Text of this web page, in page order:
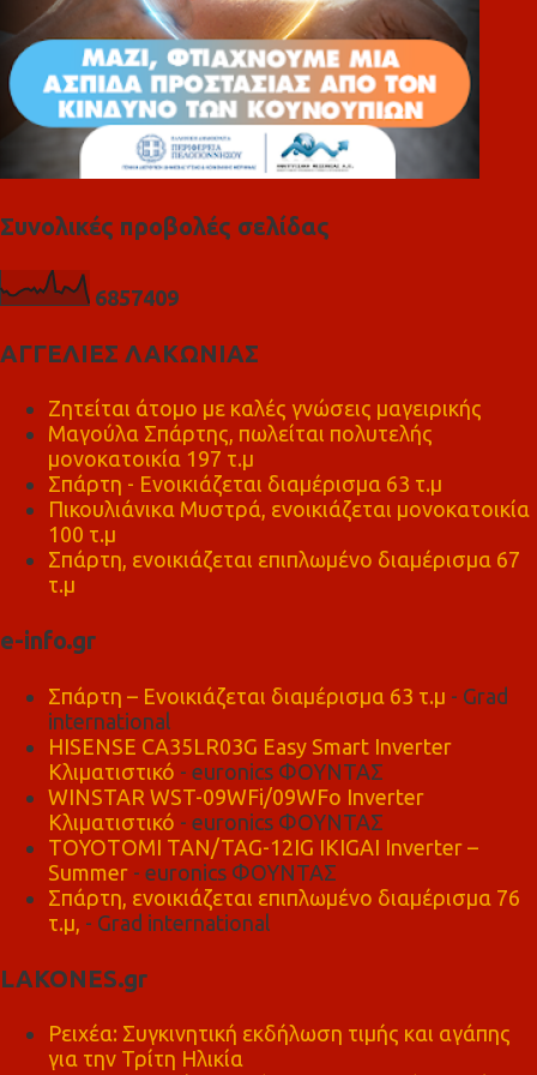
Συνολικές προβολές σελίδας
6857409
ΑΓΓΕΛΙΕΣ ΛΑΚΩΝΙΑΣ
Ζητείται άτομο με καλές γνώσεις μαγειρικής
Μαγούλα Σπάρτης, πωλείται πολυτελής
μονοκατοικία 197 τ.μ
Σπάρτη - Ενοικιάζεται διαμέρισμα 63 τ.μ
Πικουλιάνικα Μυστρά, ενοικιάζεται μονοκατοικία
100 τ.μ
Σπάρτη, ενοικιάζεται επιπλωμένο διαμέρισμα 67
τ.μ
e-info.gr
Σπάρτη – Ενοικιάζεται διαμέρισμα 63 τ.μ - Grad
international
HISENSE CA35LR03G Easy Smart Inverter
Κλιματιστικό - euronics ΦΟΥΝΤΑΣ
WINSTAR WST-09WFi/09WFo Inverter
Κλιματιστικό - euronics ΦΟΥΝΤΑΣ
TOYOTOMI TAN/TAG-12IG IKIGAI Inverter –
Summer - euronics ΦΟΥΝΤΑΣ
Σπάρτη, ενοικιάζεται επιπλωμένο διαμέρισμα 76
τ.μ, - Grad international
LAKONES.gr
Ρειχέα: Συγκινητική εκδήλωση τιμής και αγάπης
για την Τρίτη Ηλικία